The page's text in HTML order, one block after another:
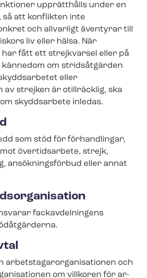
upprätthålls under en
att konflikten inte
och allvarligt äventyrar till
liv eller hälsa. När
fått ett strejkvarsel eller på
om stridsåtgärden
eller
av strejken är otillräcklig, ska
skyddsarbete inledas.
som stöd för förhandlingar,
övertidsarbete, strejk,
ansökningsförbud eller annat
fackavdelningens
ar­bets­ta­gar­or­ga­ni­sa­tio­nen och
om villkoren för ar­